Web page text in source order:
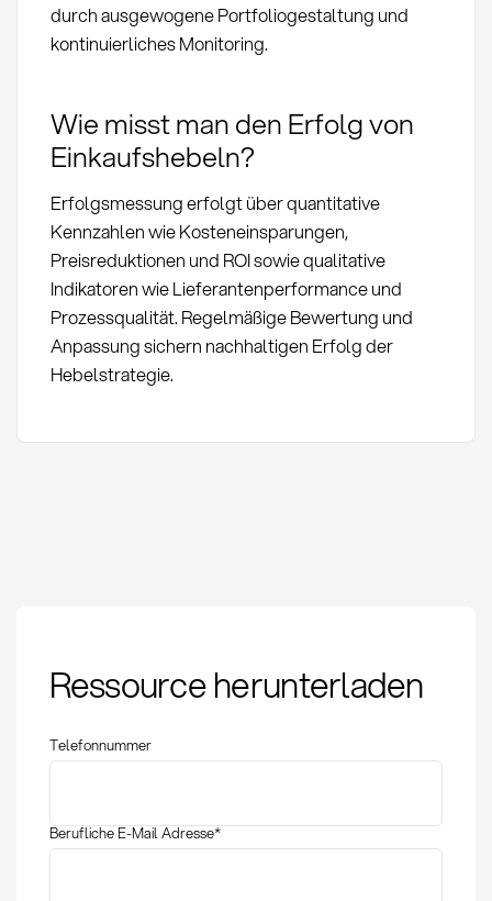
durch ausgewogene Portfoliogestaltung und
kontinuierliches Monitoring.
Wie misst man den Erfolg von
Einkaufshebeln?
Erfolgsmessung erfolgt über quantitative
Kennzahlen wie Kosteneinsparungen,
Preisreduktionen und ROI sowie qualitative
Indikatoren wie Lieferantenperformance und
Prozessqualität. Regelmäßige Bewertung und
Anpassung sichern nachhaltigen Erfolg der
Hebelstrategie.
Definition, Methoden
und strategische
Ressource herunterladen
Telefonnummer
Berufliche E-Mail Adresse*